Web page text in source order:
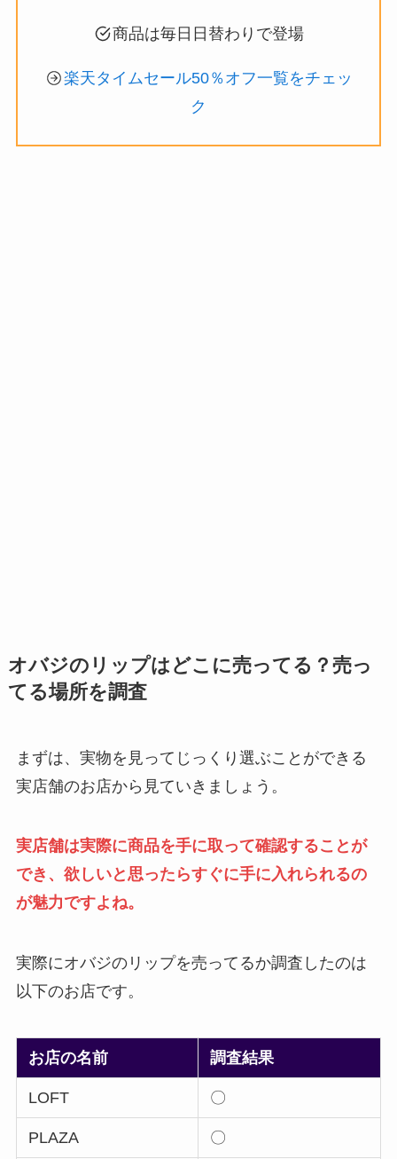
商品は毎日日替わりで登場
楽天タイムセール50％オフ一覧をチェッ
ク
オバジのリップはどこに売ってる？売っ
てる場所を調査
まずは、実物を見ってじっくり選ぶことができる
実店舗のお店から見ていきましょう。
実店舗は実際に商品を手に取って確認することが
でき、欲しいと思ったらすぐに手に入れられるの
が魅力ですよね。
実際にオバジのリップを売ってるか調査したのは
以下のお店です。
お店の名前 調査結果
LOFT 〇
PLAZA 〇